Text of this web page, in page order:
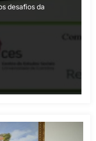
desafios da